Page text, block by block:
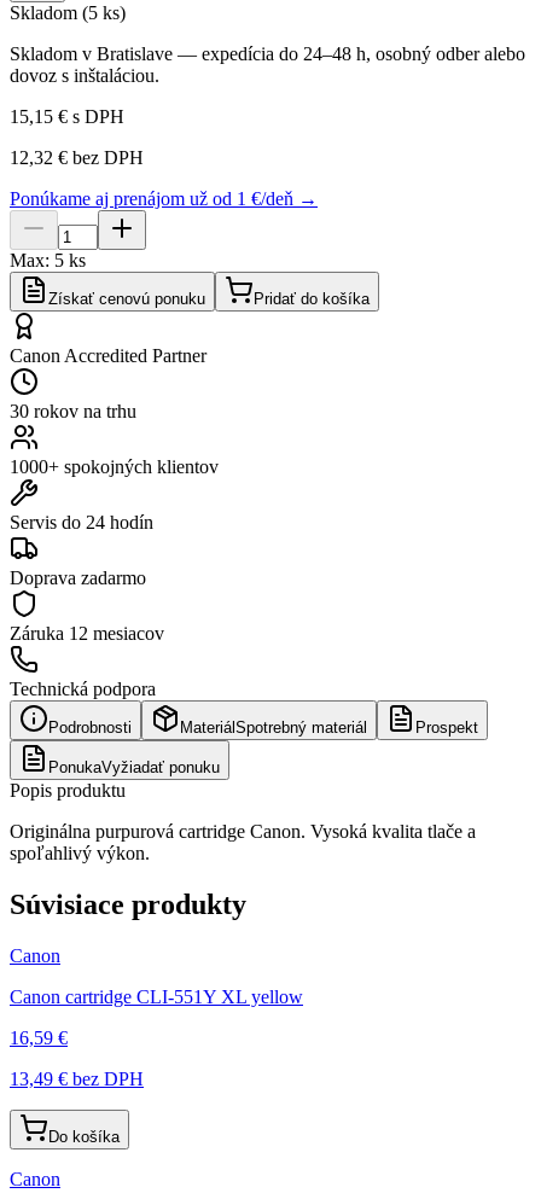
Skladom (5 ks)
Skladom v Bratislave — expedícia do 24–48 h, osobný odber alebo
dovoz s inštaláciou.
15,15 € s DPH
12,32 € bez DPH
Ponúkame aj prenájom už od 1 €/deň →
Max: 5 ks
Získať cenovú ponuku Pridať do košíka
Canon Accredited Partner
30 rokov na trhu
1000+ spokojných klientov
Servis do 24 hodín
Doprava zadarmo
Záruka 12 mesiacov
Technická podpora
Podrobnosti Materiál Spotrebný materiál Prospekt
PonukaVyžiadať ponuku
Popis produktu
Originálna purpurová cartridge Canon. Vysoká kvalita tlače a
spoľahlivý výkon.
Súvisiace produkty
Canon
Canon cartridge CLI-551Y XL yellow
16,59 €
13,49 € bez DPH
Do košíka
Canon